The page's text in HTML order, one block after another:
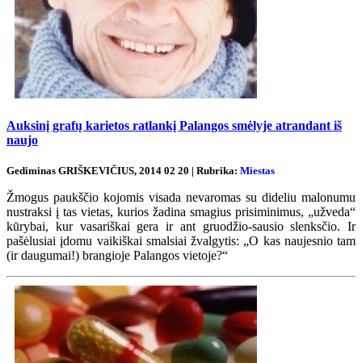
Auksinį grafų karietos ratlankį Palangos smėlyje atrandant iš
naujo
Gediminas GRIŠKEVIČIUS, 2014 02 20 | Rubrika: Miestas
Žmogus paukščio kojomis visada nevaromas su dideliu malonumu
nustraksi į tas vietas, kurios žadina smagius prisiminimus, „užveda“
kūrybai, kur vasariškai gera ir ant gruodžio-sausio slenksčio. Ir
pašėlusiai įdomu vaikiškai smalsiai žvalgytis: „O kas naujesnio tam
(ir daugumai!) brangioje Palangos vietoje?“